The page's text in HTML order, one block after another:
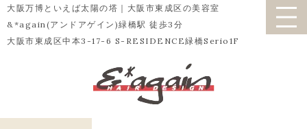
大阪万博といえば太陽の塔｜大阪市東成区の美容室
&*again(アンドアゲイン)緑橋駅 徒歩3分
大阪市東成区中本3-17-6 S-RESIDENCE緑橋Serio1F